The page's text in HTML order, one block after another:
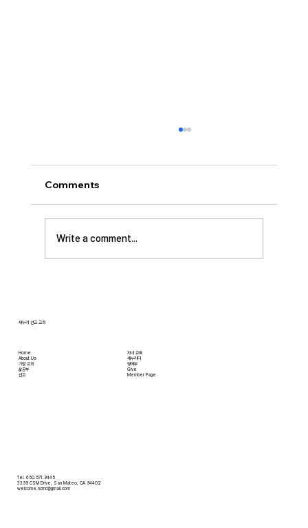
• 서대석 목자 단기 선교 8월 1일부터 13일까지
이스라엘 단기 선교를 다녀옵니다. 관심과 기도
부탁 드립니다. • 가정교회 평신도 세미나 등록
평신도 세미나가 어스틴 늘푸른교회에서 9월 25
일부터 27일까지 있습니다. 등록마감은 8월 7일
Comments
Write a comment...
Home
About Us
​가정 교회
​삶공부
​선교
자녀 교육
새누리터
영어부
Give
Member Page
Tel. 650.571.9445
3399 CSM Drive, San Mateo, CA 94402
welcome.ncmc@gmail.com
새누리 선교 교회